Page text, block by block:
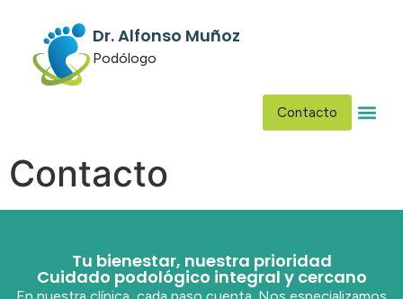
Dr. Alfonso Muñoz
Podólogo
Contacto
Contacto
Tu bienestar, nuestra prioridad
Cuidado podológico integral y cercano